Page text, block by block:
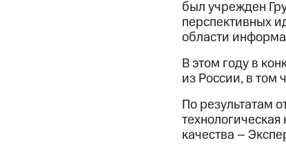
был учрежден
перспективных
области
В этом году в
из России, в том
По результатам
качества –